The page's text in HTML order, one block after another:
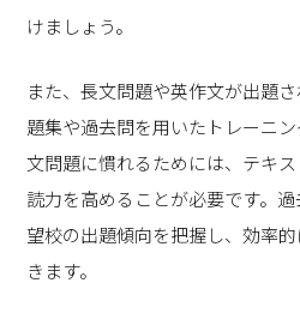
けましょう。
また、長文問題や英作文が出題
題集や過去問を用いたトレーニ
文問題に慣れるためには、テキ
読力を高めることが必要です。
望校の出題傾向を把握し、効率
きます。